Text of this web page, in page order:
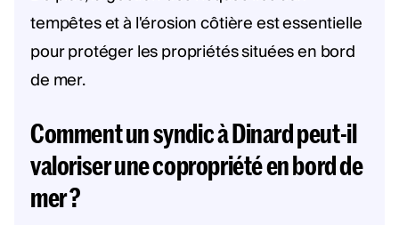
tempêtes et à l'érosion côtière est essentielle
pour protéger les propriétés situées en bord
de mer.
Comment un syndic à Dinard peut-il
valoriser une copropriété en bord de
mer ?